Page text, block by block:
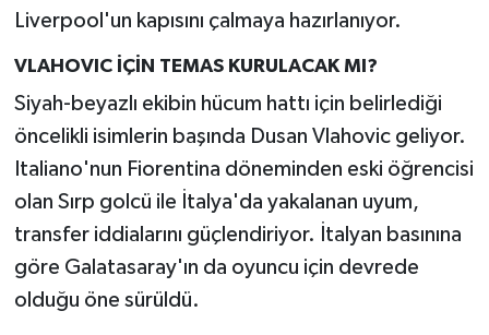
Liverpool'un kapısını çalmaya hazırlanıyor.
VLAHOVIC İÇİN TEMAS KURULACAK MI?
Siyah-beyazlı ekibin hücum hattı için belirlediği
öncelikli isimlerin başında Dusan Vlahovic geliyor.
Italiano'nun Fiorentina döneminden eski öğrencisi
olan Sırp golcü ile İtalya'da yakalanan uyum,
transfer iddialarını güçlendiriyor. İtalyan basınına
göre Galatasaray'ın da oyuncu için devrede
olduğu öne sürüldü.